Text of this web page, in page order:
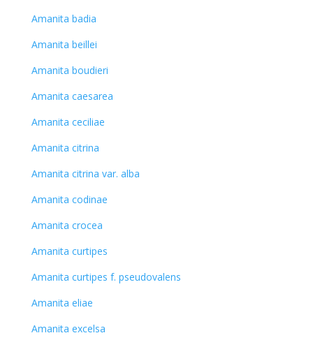
Amanita badia
Amanita beillei
Amanita boudieri
Amanita caesarea
Amanita ceciliae
Amanita citrina
Amanita citrina var. alba
Amanita codinae
Amanita crocea
Amanita curtipes
Amanita curtipes f. pseudovalens
Amanita eliae
Amanita excelsa